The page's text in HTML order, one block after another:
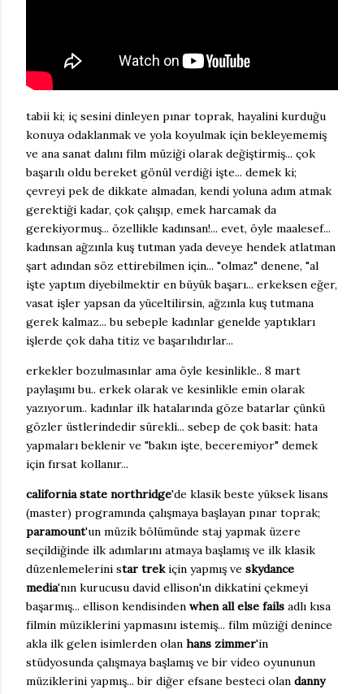
tabii ki; iç sesini dinleyen pınar toprak, hayalini kurduğu
konuya odaklanmak ve yola koyulmak için bekleyememiş
ve ana sanat dalını film müziği olarak değiştirmiş... çok
başarılı oldu bereket gönül verdiği işte... demek ki;
çevreyi pek de dikkate almadan, kendi yoluna adım atmak
gerektiği kadar, çok çalışıp, emek harcamak da
gerekiyormuş... özellikle kadınsan!... evet, öyle maalesef...
kadınsan ağzınla kuş tutman yada deveye hendek atlatman
şart adından söz ettirebilmen için... "olmaz" denene, "al
işte yaptım diyebilmektir en büyük başarı... erkeksen eğer,
vasat işler yapsan da yüceltilirsin, ağzınla kuş tutmana
gerek kalmaz... bu sebeple kadınlar genelde yaptıkları
işlerde çok daha titiz ve başarılıdırlar...
erkekler bozulmasınlar ama öyle kesinlikle.. 8 mart
paylaşımı bu.. erkek olarak ve kesinlikle emin olarak
yazıyorum.. kadınlar ilk hatalarında göze batarlar çünkü
gözler üstlerindedir sürekli... sebep de çok basit: hata
yapmaları beklenir ve "bakın işte, beceremiyor" demek
için fırsat kollanır...
california state northridge'de klasik beste yüksek lisans
(master) programında çalışmaya başlayan pınar toprak;
paramount'un müzik bölümünde staj yapmak üzere
seçildiğinde ilk adımlarını atmaya başlamış ve ilk klasik
düzenlemelerini star trekiçin yapmış ve skydance
media'nın kurucusu david ellison'ın dikkatini çekmeyi
başarmış... ellison kendisinden when all else fails adlı kısa
filmin müziklerini yapmasını istemiş... film müziği denince
akla ilk gelen isimlerden olan hans zimmer'in
stüdyosunda çalışmaya başlamış ve bir video oyununun
müziklerini yapmış... bir diğer efsane besteci olan danny